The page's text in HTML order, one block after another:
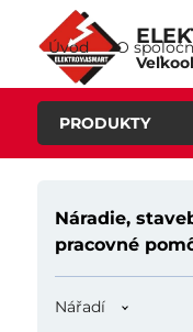
Úvod O
PRODUKTY
Náradie,
pracovné
Nářadí